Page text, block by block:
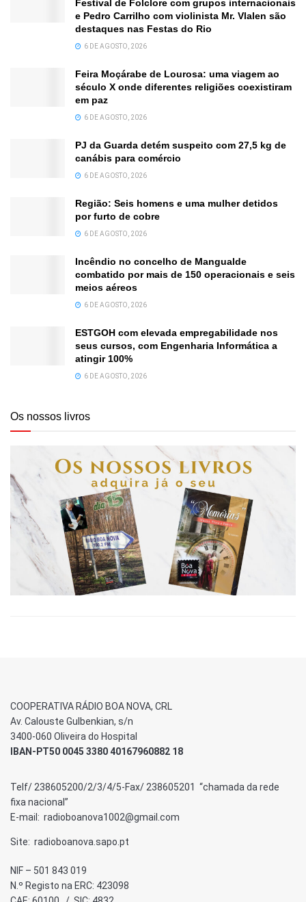
Festival de Folclore com grupos internacionais
e Pedro Carrilho com violinista Mr. Vlalen são
destaques nas Festas do Rio
6 DE AGOSTO, 2026
Feira Moçárabe de Lourosa: uma viagem ao
século X onde diferentes religiões coexistiram
em paz
6 DE AGOSTO, 2026
PJ da Guarda detém suspeito com 27,5 kg de
canábis para comércio
6 DE AGOSTO, 2026
Região: Seis homens e uma mulher detidos
por furto de cobre
6 DE AGOSTO, 2026
Incêndio no concelho de Mangualde
combatido por mais de 150 operacionais e seis
meios aéreos
6 DE AGOSTO, 2026
ESTGOH com elevada empregabilidade nos
seus cursos, com Engenharia Informática a
atingir 100%
6 DE AGOSTO, 2026
Os nossos livros
COOPERATIVA RÁDIO BOA NOVA, CRL
Av. Calouste Gulbenkian, s/n
3400-060 Oliveira do Hospital
IBAN-PT50 0045 3380 40167960882 18
Telf/ 238605200/2/3/4/5-Fax/ 238605201 “chamada da rede
fixa nacional”
E-mail: radioboanova1002@gmail.com
Site: radioboanova.sapo.pt
NIF – 501 843 019
N.º Registo na ERC: 423098